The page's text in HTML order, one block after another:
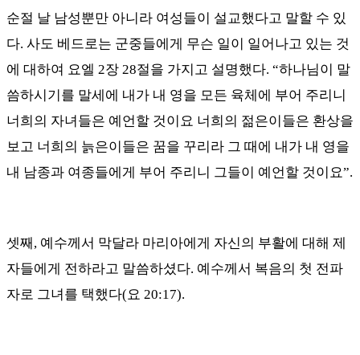
순절 날 남성뿐만 아니라 여성들이 설교했다고 말할 수 있
다. 사도 베드로는 군중들에게 무슨 일이 일어나고 있는 것
에 대하여 요엘 2장 28절을 가지고 설명했다. “하나님이 말
씀하시기를 말세에 내가 내 영을 모든 육체에 부어 주리니
너희의 자녀들은 예언할 것이요 너희의 젊은이들은 환상을
보고 너희의 늙은이들은 꿈을 꾸리라 그 때에 내가 내 영을
내 남종과 여종들에게 부어 주리니 그들이 예언할 것이요”.
셋째 , 예수께서 막달라 마리아에게 자신의 부활에 대해 제
자들에게 전하라고 말씀하셨다. 예수께서 복음의 첫 전파
자로 그녀를 택했다(요 20:17).